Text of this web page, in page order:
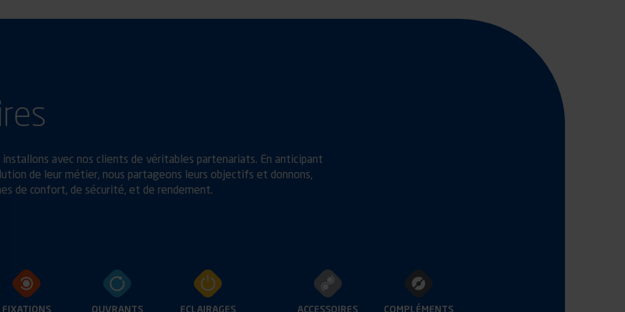
avec nos clients de véritables partenariats. En anticipant
de leur métier, nous partageons leurs objectifs et donnons,
de confort, de sécurité, et de rendement.
FIXATIONS OUVRANTS ECLAIRAGES ACCESSOIRES COMPLÉMENTS